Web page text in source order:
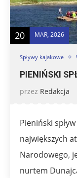
20 MAR, 2026
Spływy kajakowe
PIENIŃSKI
przez Redakcja
Pieniński
największych
Narodowego,
nurtem